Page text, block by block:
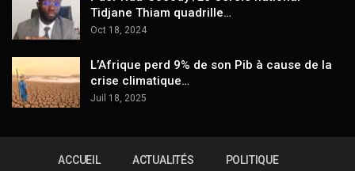
Tidjane Thiam quadrille…
Oct 18, 2024
L’Afrique perd 9% de son Pib à cause de la
crise climatique…
Juil 18, 2025
ACCUEIL ACTUALITÉS POLITIQUE